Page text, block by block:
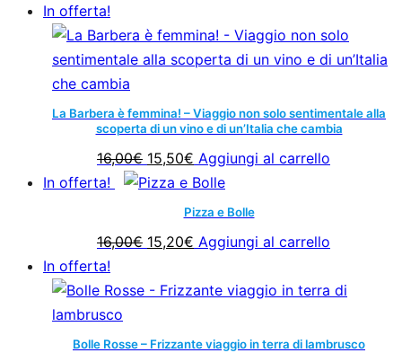
originale
era:
attuale
è:
In offerta!
La Barbera è femmina! – Viaggio non solo sentimentale alla
scoperta di un vino e di un’Italia che cambia
16,00€ Il
prezzo
originale
16,00€.
15,50€ Il
prezzo
attuale
15,50€.
Aggiungi al carrello
In offerta!
Pizza e Bolle
16,00€ Il
originale
16,00€.
15,20€ Il
attuale
15,20€.
Aggiungi al carrello
In offerta!
Bolle Rosse – Frizzante viaggio in terra di lambrusco